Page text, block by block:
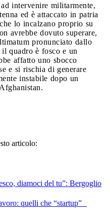
intervenire militarmente,
ed è attaccato in patria
lo incalzano proprio su
avrebbe dovuto superare,
pronunciato dallo
il quadro è fosco e un
affatto uno sbocco
e si rischia di generare
instabile dopo un
articolo:
diamoci del tu”: Bergoglio
quelli che “startup”